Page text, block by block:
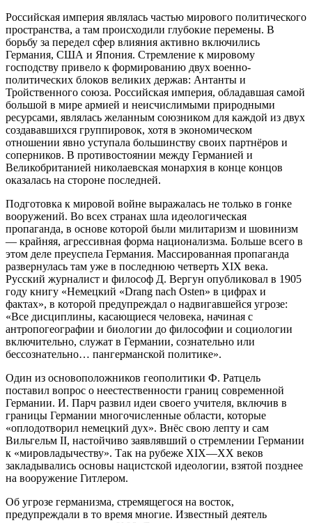
Российская империя являлась частью мирового политического
пространства, а там происходили глубокие перемены. В
борьбу за передел сфер влияния активно включились
Германия, США и Япония. Стремление к мировому
господству привело к формированию двух военно-
политических блоков великих держав: Антанты и
Тройственного союза. Российская империя, обладавшая самой
большой в мире армией и неисчислимыми природными
ресурсами, являлась желанным союзником для каждой из двух
создававшихся группировок, хотя в экономическом
отношении явно уступала большинству своих партнёров и
соперников. В противостоянии между Германией и
Великобританией николаевская монархия в конце концов
оказалась на стороне последней.
Подготовка к мировой войне выражалась не только в гонке
вооружений. Во всех странах шла идеологическая
пропаганда, в основе которой были милитаризм и шовинизм
— крайняя, агрессивная форма национализма. Больше всего в
этом деле преуспела Германия. Массированная пропаганда
развернулась там уже в последнюю четверть XIX века.
Русский журналист и философ Д. Вергун опубликовал в 1905
году книгу «Немецкий «Drang nach Osten» в цифрах и
фактах», в которой предупреждал о надвигавшейся угрозе:
«Все дисциплины, касающиеся человека, начиная с
антропогеографии и биологии до философии и социологии
включительно, служат в Германии, сознательно или
бессознательно… пангерманской политике».
Один из основоположников геополитики Ф. Ратцель
поставил вопрос о неестественности границ современной
Германии. И. Парч развил идеи своего учителя, включив в
границы Германии многочисленные области, которые
«оплодотворил немецкий дух». Внёс свою лепту и сам
Вильгельм II, настойчиво заявлявший о стремлении Германии
к «мировладычеству». Так на рубеже XIX—XX веков
закладывались основы нацистской идеологии, взятой позднее
на вооружение Гитлером.
Об угрозе германизма, стремящегося на восток,
предупреждали в то время многие. Известный деятель